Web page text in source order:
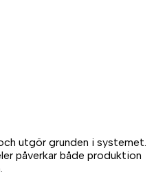
utgör grunden i systemet.
påverkar både produktion